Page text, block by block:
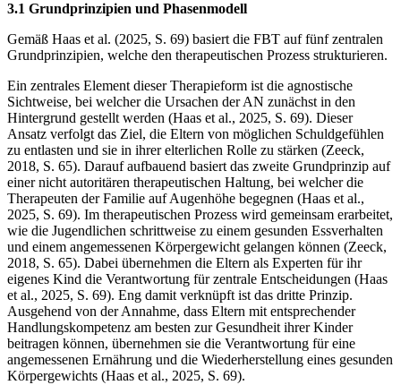
3.1 Grundprinzipien und Phasenmodell
Gemäß Haas et al. (2025, S. 69) basiert die FBT auf fünf zentralen
Grundprinzipien, welche den therapeutischen Prozess strukturieren.
Ein zentrales Element dieser Therapieform ist die agnostische
Sichtweise, bei welcher die Ursachen der AN zunächst in den
Hintergrund gestellt werden (Haas et al., 2025, S. 69). Dieser
Ansatz verfolgt das Ziel, die Eltern von möglichen Schuldgefühlen
zu entlasten und sie in ihrer elterlichen Rolle zu stärken (Zeeck,
2018, S. 65). Darauf aufbauend basiert das zweite Grundprinzip auf
einer nicht autoritären therapeutischen Haltung, bei welcher die
Therapeuten der Familie auf Augenhöhe begegnen (Haas et al.,
2025, S. 69). Im therapeutischen Prozess wird gemeinsam erarbeitet,
wie die Jugendlichen schrittweise zu einem gesunden Essverhalten
und einem angemessenen Körpergewicht gelangen können (Zeeck,
2018, S. 65). Dabei übernehmen die Eltern als Experten für ihr
eigenes Kind die Verantwortung für zentrale Entscheidungen (Haas
et al., 2025, S. 69). Eng damit verknüpft ist das dritte Prinzip.
Ausgehend von der Annahme, dass Eltern mit entsprechender
Handlungskompetenz am besten zur Gesundheit ihrer Kinder
beitragen können, übernehmen sie die Verantwortung für eine
angemessenen Ernährung und die Wiederherstellung eines gesunden
Körpergewichts (Haas et al., 2025, S. 69).